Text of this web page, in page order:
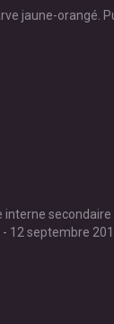
jaune-orangé.
12 septembre